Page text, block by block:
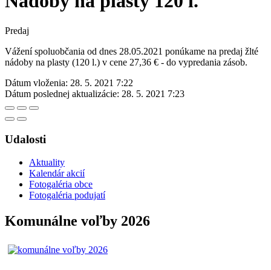
Predaj
Vážení spoluobčania od dnes 28.05.2021 ponúkame na predaj žlté
nádoby na plasty (120 l.) v cene 27,36 € - do vypredania zásob.
Dátum vloženia: 28. 5. 2021 7:22
Dátum poslednej aktualizácie: 28. 5. 2021 7:23
Udalosti
Aktuality
Kalendár akcií
Fotogaléria obce
Fotogaléria podujatí
Komunálne voľby 2026